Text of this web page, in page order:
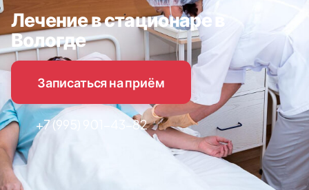
Лечение в стационаре в
Вологде
Записаться на приём
+7 (995) 901-43-82